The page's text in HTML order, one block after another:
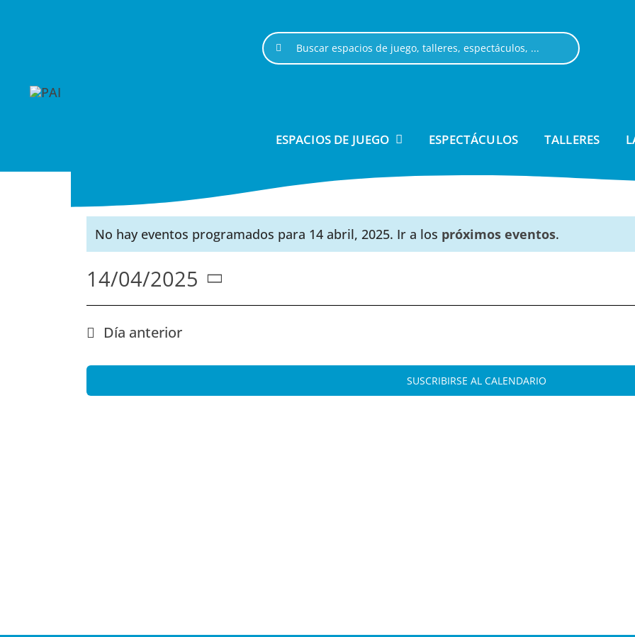
Buscar:
ESPACIOS DE JUEGO ESPECTÁCULOS TALLERES
Aviso
No hay eventos programados para 14 abril, 2025. Ir a los próximos eventos.
14/04/2025
Seleccionar
fecha.
Día anterior
SUSCRIBIRSE AL CALENDARIO